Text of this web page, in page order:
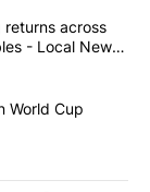
articles in the last
Comparing
returns across
- Local News
$20 billion
World Cup